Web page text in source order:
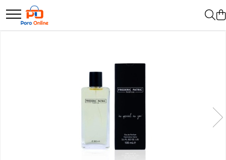
Parfum